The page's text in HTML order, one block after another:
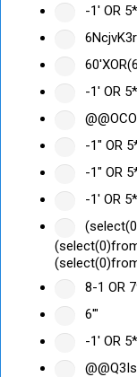
-1' OR
-1' OR
-1" OR
-1" OR
-1' OR
8-1 OR
6'"
-1' OR